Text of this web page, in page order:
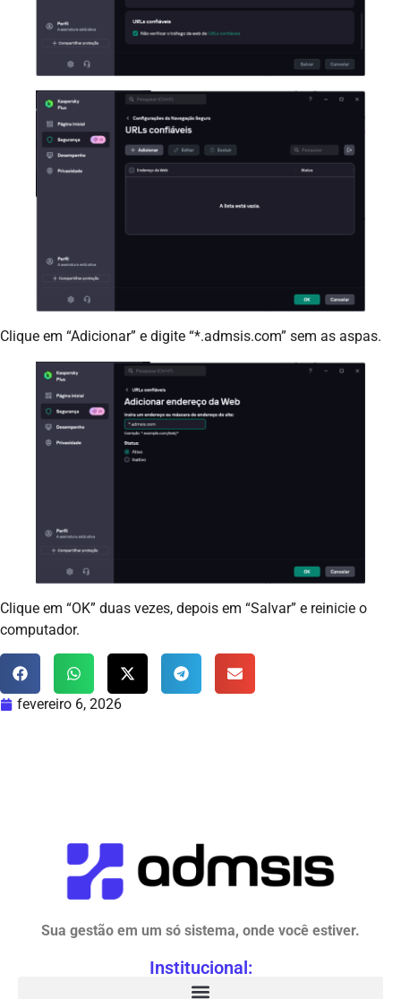
Clique em “Adicionar” e digite “*.admsis.com” sem as aspas.
Clique em “OK” duas vezes, depois em “Salvar” e reinicie o
computador.
fevereiro 6, 2026
Sua gestão em um só sistema, onde você estiver.
Institucional: